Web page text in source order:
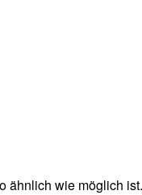
ähnlich wie möglich ist.